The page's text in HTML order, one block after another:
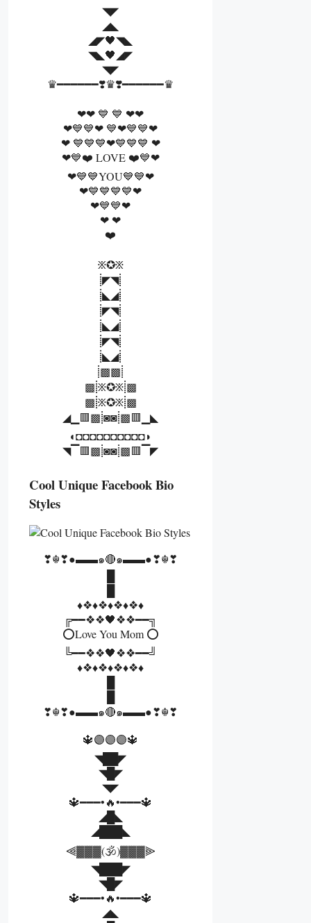
◥◤
◢◣
◢◤🖤◥◣
◥◣🖤◢◤
◥◤
♛━━━━━━❣️♛❣️━━━━━━♛
❤❤ 💙 💙 ❤❤
❤💙💙❤ 💙❤💙💙❤
❤ 💙💙💙❤💙💙💙 ❤
❤💙❤️ LOVE ❤️💙❤
❤💙💙YOU💙💙❤
❤💙💙💙💙❤
❤💙💙❤
❤ ❤
❤️
፠✪፠
⸽◤◥⸽
⸽◣◢⸽
⸽◤◥⸽
⸽◣◢⸽
⸽◤◥⸽
⸽◣◢⸽
⸽▩▩⸽
▩⸽፠✪፠⸽▩
▩⸽፠✪፠⸽▩
◢▁🟥▩⸽◙◙⸽▩🟥▁◣
◖◘◘◘◘◘◘◘◘◘◘◗
◥▔🟥▩⸽◙◙⸽▩🟥▔◤
Cool Unique Facebook Bio
Styles
❣☬❣●▬▬๑🔴๑▬▬●❣☬❣
♦️❖♦️❖♦️❖♦️❖♦
╔━━❖❖🖤❖❖━━╗
⭕Love You Mom ⭕
╚━━❖❖🖤❖❖━━╝
♦️❖♦️❖♦️❖♦️❖♦
❣☬❣●▬▬๑🔴๑▬▬●❣☬❣
🔱🟣🟣🟣🔱
◥██◤
◥█◤
◥◤
🔱━━━•🔥•━━━🔱
◢█◣
◢███◣
⫷▓▓▓(🕉️)▓▓▓⫸
◥███◤
◥█◤
🔱━━━•🔥•━━━🔱
◢◣